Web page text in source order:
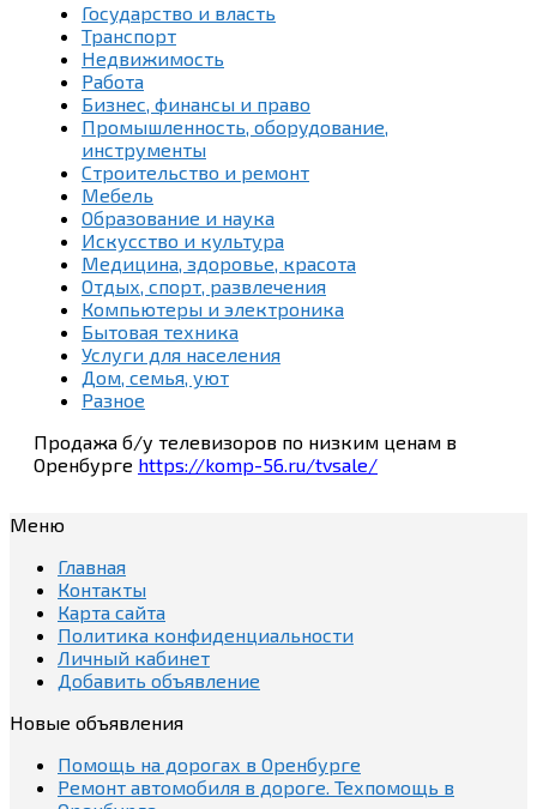
Государство и власть
Транспорт
Недвижимость
Работа
Бизнес, финансы и право
Промышленность, оборудование,
инструменты
Строительство и ремонт
Мебель
Образование и наука
Искусство и культура
Медицина, здоровье, красота
Отдых, спорт, развлечения
Компьютеры и электроника
Бытовая техника
Услуги для населения
Дом, семья, уют
Разное
Продажа б/у телевизоров по низким ценам в
Оренбурге https://komp-56.ru/tvsale/
Меню
Главная
Контакты
Карта сайта
Политика конфиденциальности
Личный кабинет
Добавить объявление
Новые объявления
Помощь на дорогах в Оренбурге
Ремонт автомобиля в дороге. Техпомощь в